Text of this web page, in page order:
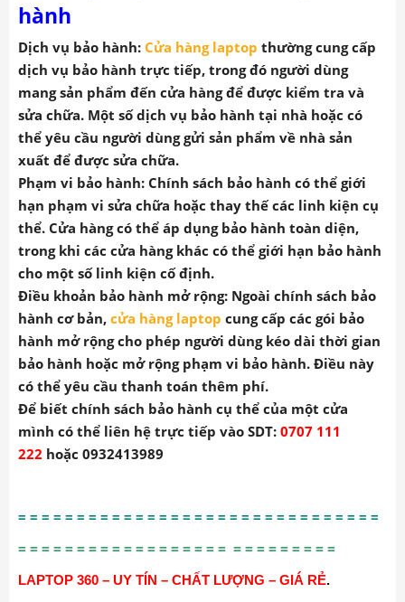
hành
Dịch vụ bảo hành: Cửa hàng laptop thường cung cấp
dịch vụ bảo hành trực tiếp, trong đó người dùng
mang sản phẩm đến cửa hàng để được kiểm tra và
sửa chữa. Một số dịch vụ bảo hành tại nhà hoặc có
thể yêu cầu người dùng gửi sản phẩm về nhà sản
xuất để được sửa chữa.
Phạm vi bảo hành: Chính sách bảo hành có thể giới
hạn phạm vi sửa chữa hoặc thay thế các linh kiện cụ
thể. Cửa hàng có thể áp dụng bảo hành toàn diện,
trong khi các cửa hàng khác có thể giới hạn bảo hành
cho một số linh kiện cố định.
Điều khoản bảo hành mở rộng: Ngoài chính sách bảo
hành cơ bản, cửa hàng laptop cung cấp các gói bảo
hành mở rộng cho phép người dùng kéo dài thời gian
bảo hành hoặc mở rộng phạm vi bảo hành. Điều này
có thể yêu cầu thanh toán thêm phí.
Để biết chính sách bảo hành cụ thể của một cửa
mình có thể liên hệ trực tiếp vào SDT: 0707 111
222 hoặc 0932413989
= = = = = = = = = = = = = = = = = = = = = = = = = = = = = = =
= = = = = = = = = = = = = = = = = = = = = = = = = = =
LAPTOP 360 – UY TÍN – CHẤT LƯỢNG – GIÁ RẺ.